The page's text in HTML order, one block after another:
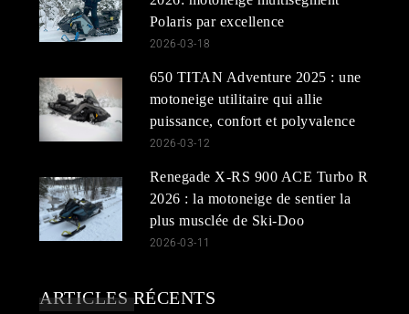
Polaris par excellence
2026-03-18
650 TITAN Adventure 2025 : une
motoneige utilitaire qui allie
puissance, confort et polyvalence
2026-03-12
Renegade X-RS 900 ACE Turbo R
2026 : la motoneige de sentier la
plus musclée de Ski-Doo
2026-03-11
ARTICLES RÉCENTS